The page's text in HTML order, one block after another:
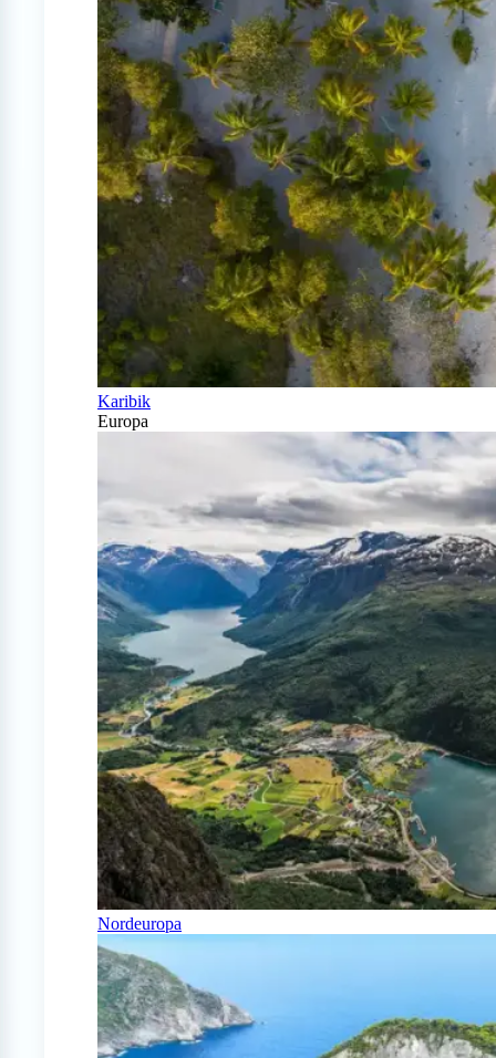
Karibik
Europa
Nordeuropa